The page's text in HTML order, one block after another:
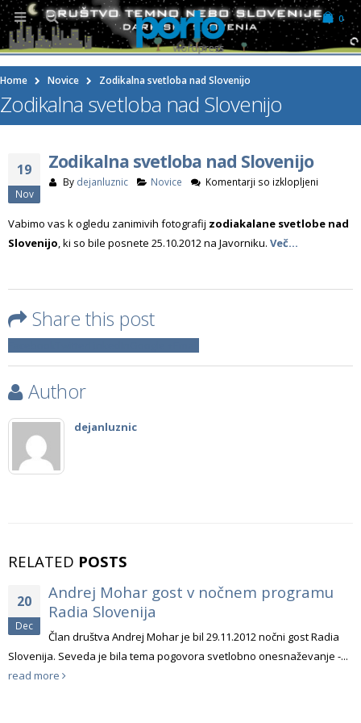
0
Home Novice Zodikalna svetloba nad Slovenijo
Zodikalna svetloba nad Slovenijo
19
Nov
Zodikalna svetloba nad Slovenijo
By dejanluznic Novice Komentarji so izklopljeni
nad
Vabimo vas k ogledu zanimivih fotografij zodiakalane svetlobe nad
Slovenijo , ki so bile posnete 25.10.2012 na Javorniku. Več…
Share this post
Author
dejanluznic
RELATED POSTS
20
Dec
Andrej Mohar gost v nočnem programu
Radia Slovenija
Član društva Andrej Mohar je bil 29.11.2012 nočni gost Radia
Slovenija. Seveda je bila tema pogovora svetlobno onesnaževanje -...
read more